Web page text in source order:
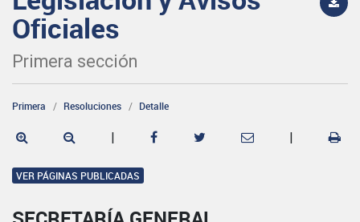
Oficiales
Primera sección
Primera Resoluciones Detalle
| |
VER PÁGINAS PUBLICADAS